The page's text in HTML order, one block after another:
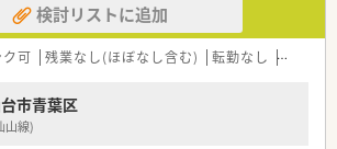
務内容】
調剤、監査、そして患者様への丁寧な服薬指導で
務では、迅速かつ正確に業務を遂行する能力が求め
検討リストに追加
可 残業なし(ほぼなし含む) 転勤なし 車通勤
市青葉区
山線)